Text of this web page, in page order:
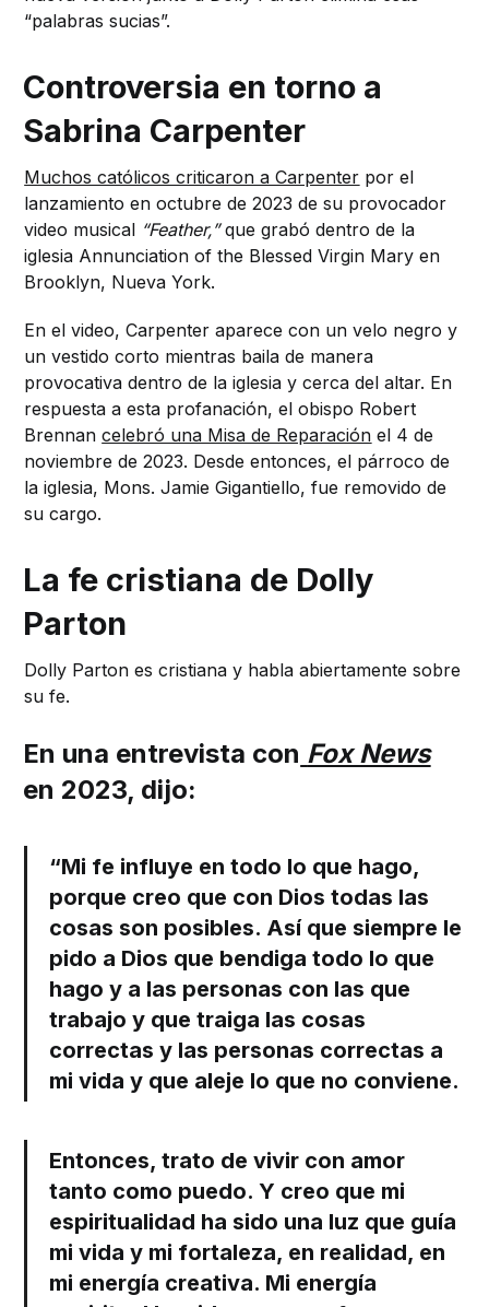
“palabras sucias”.
Controversia en torno a
Sabrina Carpenter
Muchos católicos criticaron a Carpenter por el
lanzamiento en octubre de 2023 de su provocador
video musical “Feather,”que grabó dentro de la
iglesia Annunciation of the Blessed Virgin Mary en
Brooklyn, Nueva York.
En el video, Carpenter aparece con un velo negro y
un vestido corto mientras baila de manera
provocativa dentro de la iglesia y cerca del altar. En
respuesta a esta profanación, el obispo Robert
Brennancelebró una Misa de Reparación el 4 de
noviembre de 2023. Desde entonces, el párroco de
la iglesia, Mons. Jamie Gigantiello, fue removido de
su cargo.
La fe cristiana de Dolly
Parton
Dolly Parton es cristiana y habla abiertamente sobre
su fe.
En una entrevista con Fox News
en 2023, dijo:
“Mi fe influye en todo lo que hago,
porque creo que con Dios todas las
cosas son posibles. Así que siempre le
pido a Dios que bendiga todo lo que
hago y a las personas con las que
trabajo y que traiga las cosas
correctas y las personas correctas a
mi vida y que aleje lo que no conviene.
Entonces, trato de vivir con amor
tanto como puedo. Y creo que mi
espiritualidad ha sido una luz que guía
mi vida y mi fortaleza, en realidad, en
mi energía creativa. Mi energía